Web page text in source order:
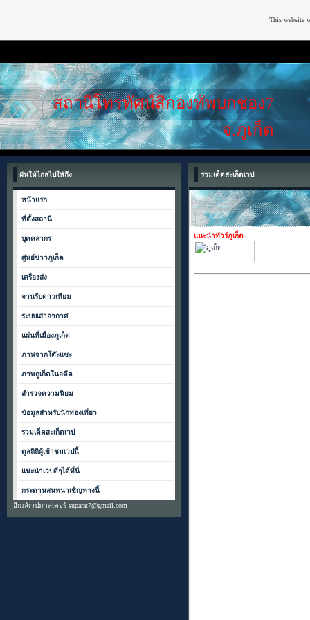
สถานีโทรทัศน์สีกองทัพบกช่อง7
จ.ภูเก็ต
ฝันให้ไกลไปให้ถึง
หน้าแรก
ที่ตั้งสถานี
บุคคลากร
ศู่นย์ข่าวภูเก็ต
เครื่องส่ง
จานรับดาวเทียม
ระบบเสาอากาศ
แผ่นที่เมืองภูเก็ต
ภาพจากโต๊ะแซะ
ภาพถูเก็ตในอดีต
สำรวจความนิยม
ข้อมูลสำหรับนักท่องเที่ยว
รวมเด็ดสะเก็ดเวป
ดูสถิถิผู้เข้าชมเวปนี้
แนะนำเวปดีๆได้ที่นี่
กระดานสนทนาเชิญทางนี้
อีเมล์เวปมาสเตอร์ suparat7@gmail.com
รวมเด็ดสะเก็ดเวป
แนะนำทัวร์ภูเก็ต
This website